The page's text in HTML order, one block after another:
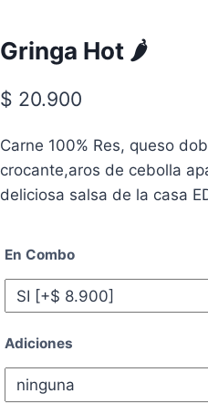
Gringa Hot 🌶️
$ 20.900
Carne 100% Res, queso
crocante,aros de cebolla
deliciosa salsa de la casa
En Combo
Adiciones